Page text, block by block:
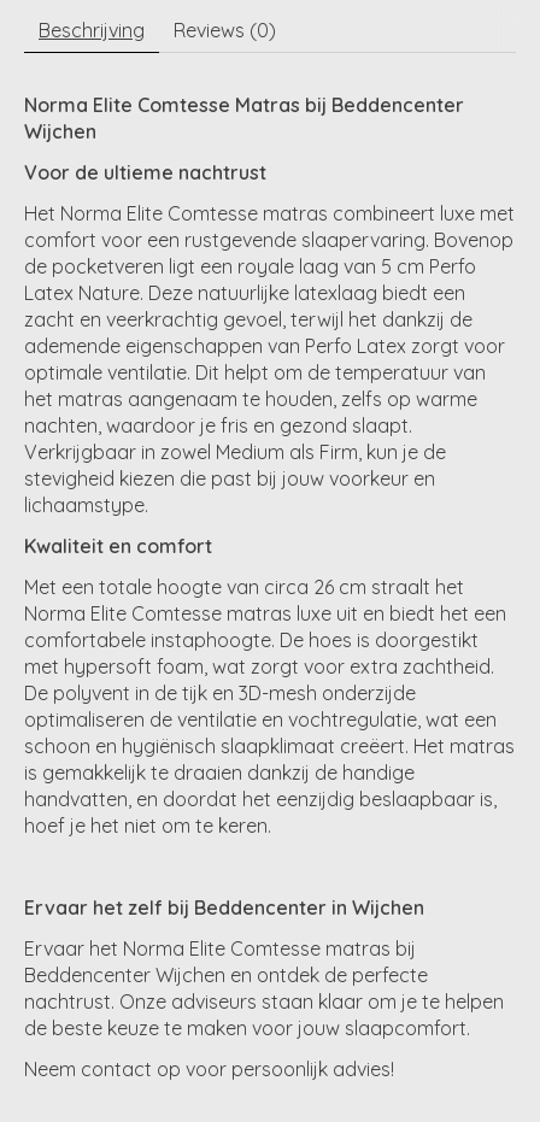
Beschrijving Reviews (0)
Norma Elite Comtesse Matras bij Beddencenter
Wijchen
Voor de ultieme nachtrust
Het Norma Elite Comtesse matras combineert luxe met
comfort voor een rustgevende slaapervaring. Bovenop
de pocketveren ligt een royale laag van 5 cm Perfo
Latex Nature. Deze natuurlijke latexlaag biedt een
zacht en veerkrachtig gevoel, terwijl het dankzij de
ademende eigenschappen van Perfo Latex zorgt voor
optimale ventilatie. Dit helpt om de temperatuur van
het matras aangenaam te houden, zelfs op warme
nachten, waardoor je fris en gezond slaapt.
Verkrijgbaar in zowel Medium als Firm, kun je de
stevigheid kiezen die past bij jouw voorkeur en
lichaamstype.
Kwaliteit en comfort
Met een totale hoogte van circa 26 cm straalt het
Norma Elite Comtesse matras luxe uit en biedt het een
comfortabele instaphoogte. De hoes is doorgestikt
met hypersoft foam, wat zorgt voor extra zachtheid.
De polyvent in de tijk en 3D-mesh onderzijde
optimaliseren de ventilatie en vochtregulatie, wat een
schoon en hygiënisch slaapklimaat creëert. Het matras
is gemakkelijk te draaien dankzij de handige
handvatten, en doordat het eenzijdig beslaapbaar is,
hoef je het niet om te keren.
Ervaar het zelf bij Beddencenter in Wijchen
Ervaar het Norma Elite Comtesse matras bij
Beddencenter Wijchen en ontdek de perfecte
nachtrust. Onze adviseurs staan klaar om je te helpen
de beste keuze te maken voor jouw slaapcomfort.
Neem contact op voor persoonlijk advies!